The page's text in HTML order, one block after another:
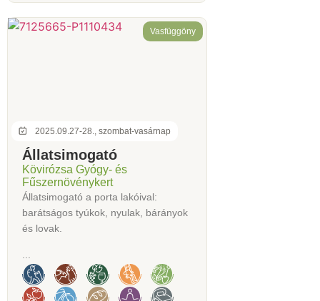
2025.09.27-28., szombat-vasárnap
Vasfüggöny
Állatsimogató
Kövirózsa Gyógy- és
Fűszernövénykert
Állatsimogató a porta lakóival:
barátságos tyúkok, nyulak, bárányok
és lovak.